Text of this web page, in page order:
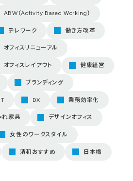
ABW（Activity Based Working）
テレワーク 働き方改革
オフィスリニューアル
オフィスレイアウト 健康経営
ブランディング
DX 業務効率化
れ家具 デザインオフィス
女性のワークスタイル
清和おすすめ 日本橋